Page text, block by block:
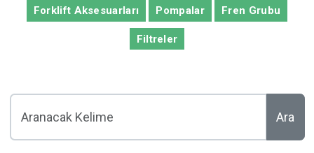
Forklift Aksesuarları Pompalar Fren Grubu
Filtreler
Ara